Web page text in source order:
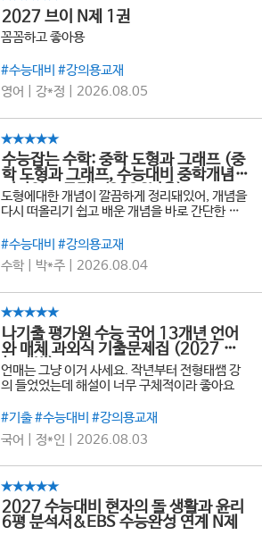
2027 브이 N제 1권
꼼꼼하고 좋아용
#수능대비 #강의용교재
영어 | 강*정 | 2026.08.05
★★★★★
수능잡는 수학: 중학 도형과 그래프 (중
학 도형과 그래프, 수능대비 중학개념
리마인드 특강) (2026년용)
도형에대한 개념이 깔끔하게 정리돼있어, 개념을
다시 떠올리기 쉽고 배운 개념을 바로 간단한 문
은 시간내에 그간 빈 곳이 있었던 개념을 채울 수
있어 좋았습니다!
#수능대비 #강의용교재
수학 | 박*주 | 2026.08.04
★★★★★
나기출 평가원 수능 국어 13개년 언어
와 매체 과외식 기출문제집 (2027 수
능 대비)
언매는 그냥 이거 사세요. 작년부터 전형태쌤 강
의 들었었는데 해설이 너무 구체적이라 좋아요
#기출 #수능대비 #강의용교재
국어 | 정*인 | 2026.08.03
★★★★★
2027 수능대비 현자의 돌 생활과 윤리
6평 분석서&EBS 수능완성 연계 N제